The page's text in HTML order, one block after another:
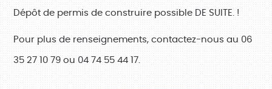
Dépôt de permis de construire possible DE SUITE. !
Pour plus de renseignements, contactez-nous au 06
35 27 10 79 ou 04 74 55 44 17.